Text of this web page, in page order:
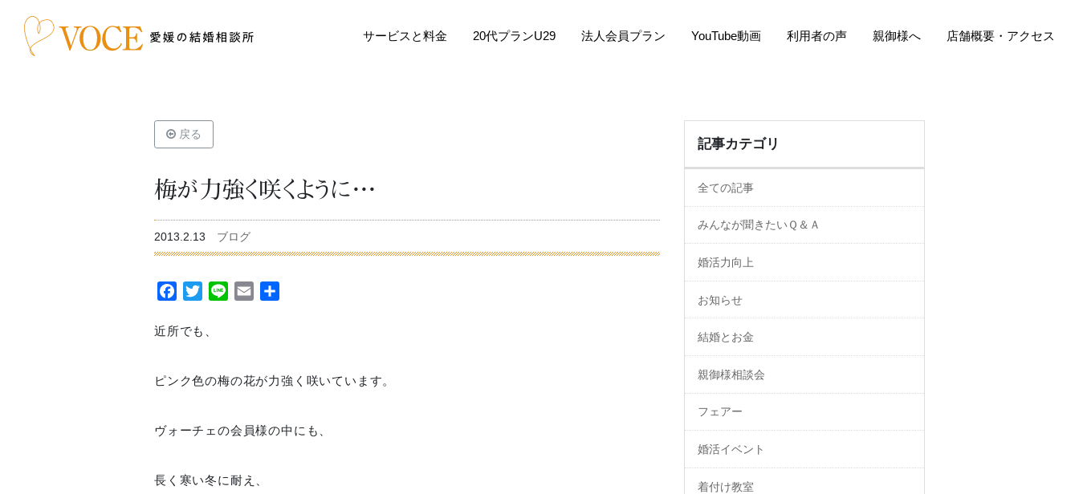
サービスと料金 20代プランU29 法人会員プラン YouTube動画 利用者の声 親御様へ 店舗概要・アクセス
戻る
梅が力強く咲くように・・・
2013.2.13 ブログ
Facebook
TwitterLine Email
近所でも、
ピンク色の梅の花が力強く咲いています。
ヴォーチェの会員様の中にも、
長く寒い冬に耐え、
記事カテゴリ
全ての記事
みんなが聞きたいＱ＆Ａ
婚活力向上
お知らせ
結婚とお金
親御様相談会
フェアー
婚活イベント
着付け教室